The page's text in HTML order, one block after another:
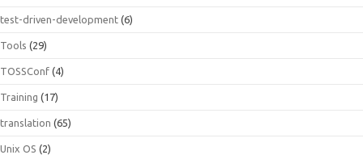
test-driven-development (6)
Tools (29)
TOSSConf (4)
Training (17)
translation (65)
Unix OS (2)